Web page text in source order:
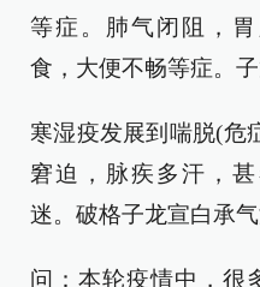
等症。肺气闭阻，
食，大便不畅等症。
寒湿疫发展到喘脱(危
窘迫，脉疾多汗，
迷。破格子龙宣白承气
问：本轮疫情中，很